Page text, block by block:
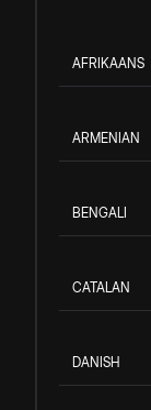
AFRIKAANS
ARMENIAN
BENGALI
CATALAN
DANISH